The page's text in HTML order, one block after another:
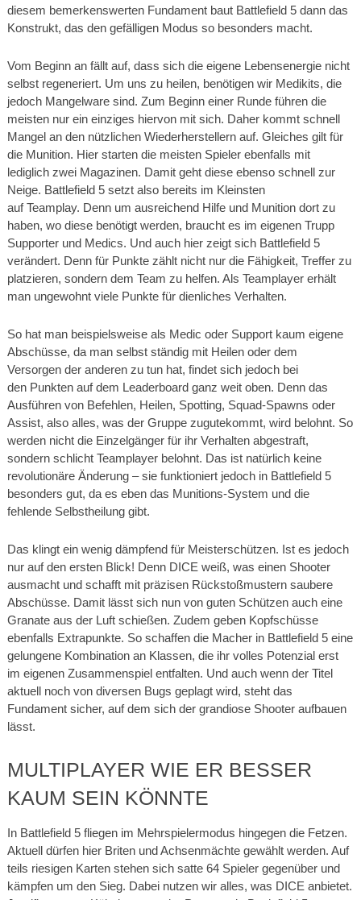
diesem bemerkenswerten Fundament baut Battlefield 5 dann das
Konstrukt, das den gefälligen Modus so besonders macht.
Vom Beginn an fällt auf, dass sich die eigene Lebensenergie nicht
selbst regeneriert. Um uns zu heilen, benötigen wir Medikits, die
jedoch Mangelware sind. Zum Beginn einer Runde führen die
meisten nur ein einziges hiervon mit sich. Daher kommt schnell
Mangel an den nützlichen Wiederherstellern auf. Gleiches gilt für
die Munition. Hier starten die meisten Spieler ebenfalls mit
lediglich zwei Magazinen. Damit geht diese ebenso schnell zur
Neige. Battlefield 5 setzt also bereits im Kleinsten
auf Teamplay. Denn um ausreichend Hilfe und Munition dort zu
haben, wo diese benötigt werden, braucht es im eigenen Trupp
Supporter und Medics. Und auch hier zeigt sich Battlefield 5
verändert. Denn für Punkte zählt nicht nur die Fähigkeit, Treffer zu
platzieren, sondern dem Team zu helfen. Als Teamplayer erhält
man ungewohnt viele Punkte für dienliches Verhalten.
So hat man beispielsweise als Medic oder Support kaum eigene
Abschüsse, da man selbst ständig mit Heilen oder dem
Versorgen der anderen zu tun hat, findet sich jedoch bei
den Punkten auf dem Leaderboard ganz weit oben. Denn das
Ausführen von Befehlen, Heilen, Spotting, Squad-Spawns oder
Assist, also alles, was der Gruppe zugutekommt, wird belohnt. So
werden nicht die Einzelgänger für ihr Verhalten abgestraft,
sondern schlicht Teamplayer belohnt. Das ist natürlich keine
revolutionäre Änderung – sie funktioniert jedoch in Battlefield 5
besonders gut, da es eben das Munitions-System und die
fehlende Selbstheilung gibt.
Das klingt ein wenig dämpfend für Meisterschützen. Ist es jedoch
nur auf den ersten Blick! Denn DICE weiß, was einen Shooter
ausmacht und schafft mit präzisen Rückstoßmustern saubere
Abschüsse. Damit lässt sich nun von guten Schützen auch eine
Granate aus der Luft schießen. Zudem geben Kopfschüsse
ebenfalls Extrapunkte. So schaffen die Macher in Battlefield 5 eine
gelungene Kombination an Klassen, die ihr volles Potenzial erst
im eigenen Zusammenspiel entfalten. Und auch wenn der Titel
aktuell noch von diversen Bugs geplagt wird, steht das
Fundament sicher, auf dem sich der grandiose Shooter aufbauen
lässt.
MULTIPLAYER WIE ER BESSER
KAUM SEIN KÖNNTE
In Battlefield 5 fliegen im Mehrspielermodus hingegen die Fetzen.
Aktuell dürfen hier Briten und Achsenmächte gewählt werden. Auf
teils riesigen Karten stehen sich satte 64 Spieler gegenüber und
kämpfen um den Sieg. Dabei nutzen wir alles, was DICE anbietet.